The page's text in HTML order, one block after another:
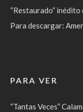
“Restaurado”
Para descargar:
PARA VER
“Tantas Veces”